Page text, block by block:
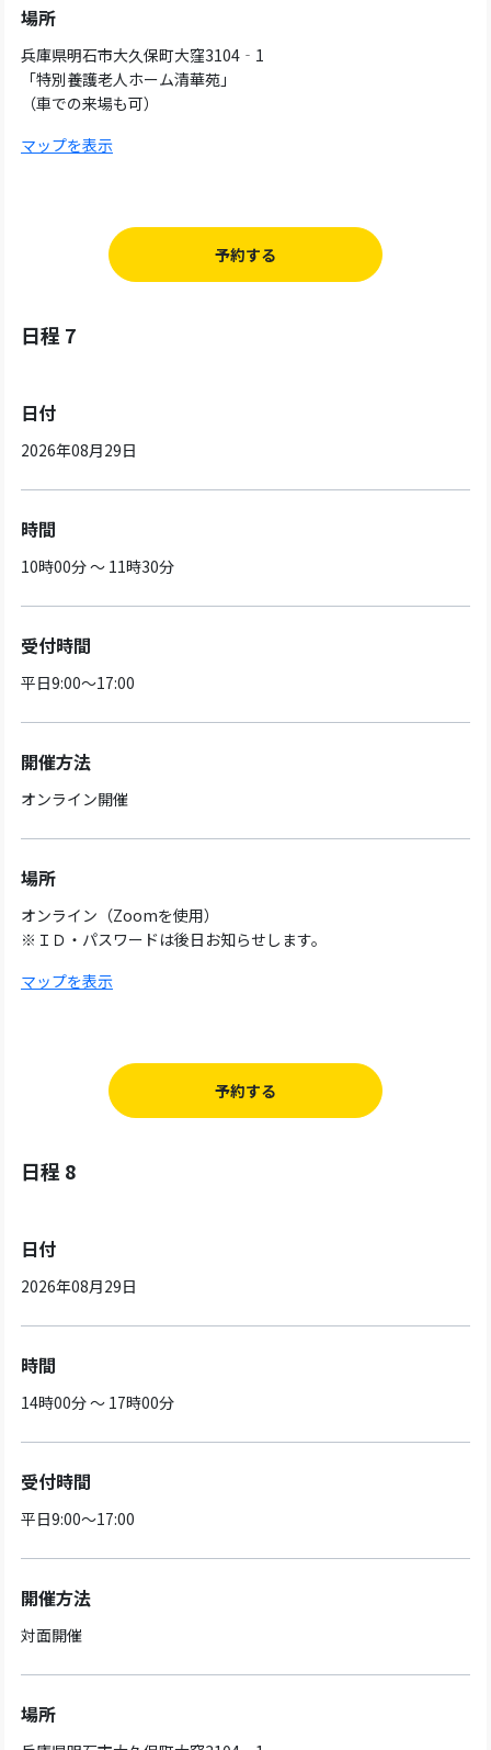
場所
兵庫県明石市大久保町大窪3104‐1
「特別養護老人ホーム清華苑」
（車での来場も可）
マップを表示
予約する
日程 7
日付
2026年08月29日
時間
10時00分 ～ 11時30分
受付時間
平日9:00～17:00
開催方法
オンライン開催
場所
オンライン（Zoomを使用）
※ＩＤ・パスワードは後日お知らせします。
マップを表示
予約する
日程 8
日付
2026年08月29日
時間
14時00分 ～ 17時00分
受付時間
平日9:00～17:00
開催方法
対面開催
場所